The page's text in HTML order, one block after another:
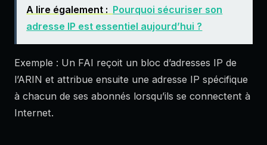
A lire également : Pourquoi sécuriser son
adresse IP est essentiel aujourd’hui ?
Exemple : Un FAI reçoit un bloc d’adresses IP de
l’ARIN et attribue ensuite une adresse IP spécifique
à chacun de ses abonnés lorsqu’ils se connectent à
Internet.